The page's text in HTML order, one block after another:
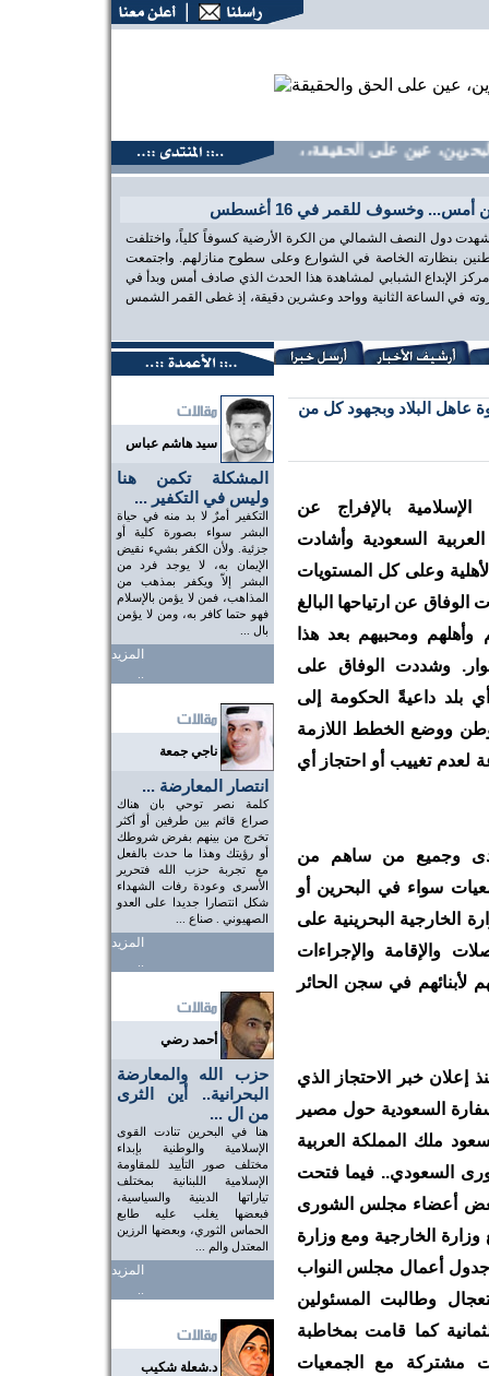
عين على الحقيقة،، منتديات البحرين، عين على الحقيقة،،
وخسوف للقمر في 16 أغسطس
دول النصف الشمالي من الكرة الأرضية كسوفاً كلياً، واختلفت
بنظارته الخاصة في الشوارع وعلى سطوح منازلهم. واجتمعت
الإبداع الشبابي لمشاهدة هذا الحدث الذي صادف أمس وبدأ في
في الساعة الثانية وواحد وعشرين دقيقة، إذ غطى القمر الشمس
سيد هاشم عباس
المشكلة تكمن هنا
وليس في التكفير ...
التكفير أمرٌ لا بد منه في حياة
البشر سواء بصورة كلية أو
جزئية. ولأن الكفر بشيء نقيض
الإيمان به، لا يوجد فرد من
البشر إلاّ ويكفر بمذهب من
المذاهب، فمن لا يؤمن بالإسلام
فهو حتما كافر به، ومن لا يؤمن
بال ...
المزيد
..
ناجي جمعة
انتصار المعارضة ...
كلمة نصر توحي بان هناك
صراع قائم بين طرفين أو أكثر
تخرج من بينهم بفرض شروطك
أو رؤيتك وهذا ما حدث بالفعل
مع تجربة حزب الله فتحرير
الأسرى وعودة رفات الشهداء
شكل انتصارا جديدا على العدو
الصهيوني . صناع ...
المزيد
..
أحمد رضي
حزب الله والمعارضة
البحرانية.. أين الثرى
من ال ...
هنا في البحرين تنادت القوى
الإسلامية والوطنية بإبداء
مختلف صور التأييد للمقاومة
الإسلامية اللبنانية بمختلف
تياراتها الدينية والسياسية،
فبعضها يغلب عليه طابع
الحماس الثوري، وبعضها الرزين
المعتدل والم ...
المزيد
..
د.شعلة شكيب
عاهل البلاد وبجهود كل من
بالإفراج عن
السعودية وأشادت
وعلى كل المستويات
الوفاق عن ارتياحها البالغ
ومحبيهم بعد هذا
وشددت الوفاق على
بلد داعيةً الحكومة إلى
ووضع الخطط اللازمة
لعدم تغييب أو احتجاز أي
وجميع من ساهم من
سواء في البحرين أو
الخارجية البحرينية على
والإقامة والإجراءات
لأبنائهم في سجن الحائر
خبر الاحتجاز الذي
السعودية حول مصير
ملك المملكة العربية
السعودي.. فيما فتحت
أعضاء مجلس الشورى
الخارجية ومع وزارة
أعمال مجلس النواب
وطالبت المسئولين
كما قامت بمخاطبة
مشتركة مع الجمعيات